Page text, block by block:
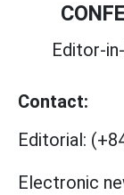
Editor-
Contact:
Editorial:
Electronic